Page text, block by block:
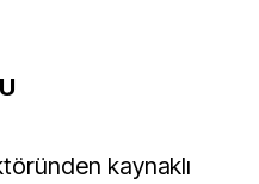
kaynaklı